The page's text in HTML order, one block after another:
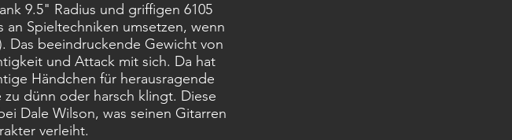
9.5" Radius und griffigen 6105
an Spieltechniken umsetzen, wenn
Das beeindruckende Gewicht von
und Attack mit sich. Da hat
Händchen für herausragende
dünn oder harsch klingt. Diese
Dale Wilson, was seinen Gitarren
verleiht.